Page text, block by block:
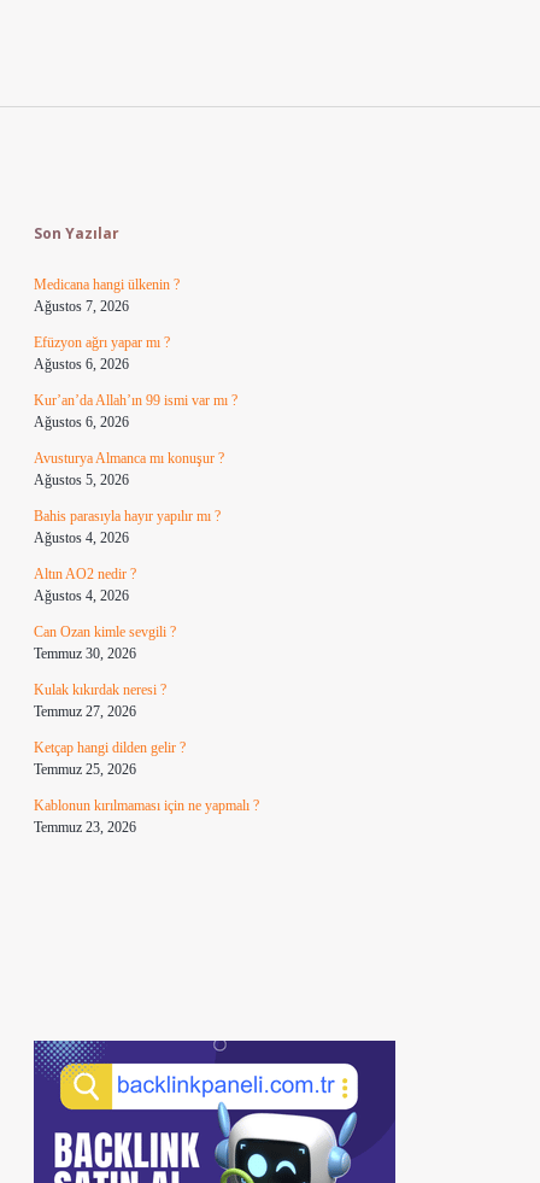
Son Yazılar
Medicana hangi ülkenin ?
Ağustos 7, 2026
Efüzyon ağrı yapar mı ?
Ağustos 6, 2026
Kur’an’da Allah’ın 99 ismi var mı ?
Ağustos 6, 2026
Avusturya Almanca mı konuşur ?
Ağustos 5, 2026
Bahis parasıyla hayır yapılır mı ?
Ağustos 4, 2026
Altın AO2 nedir ?
Ağustos 4, 2026
Can Ozan kimle sevgili ?
Temmuz 30, 2026
Kulak kıkırdak neresi ?
Temmuz 27, 2026
Ketçap hangi dilden gelir ?
Temmuz 25, 2026
Kablonun kırılmaması için ne yapmalı ?
Temmuz 23, 2026